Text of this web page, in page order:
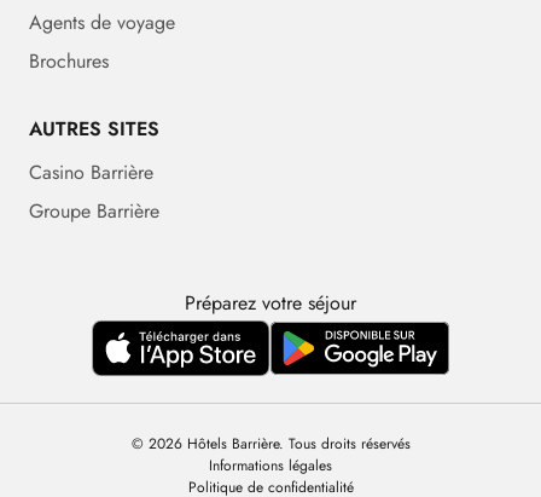
Agents de voyage
Brochures
AUTRES SITES
Casino Barrière
Groupe Barrière
Préparez votre séjour
© 2026 Hôtels Barrière. Tous droits réservés
Informations légales
Politique de confidentialité